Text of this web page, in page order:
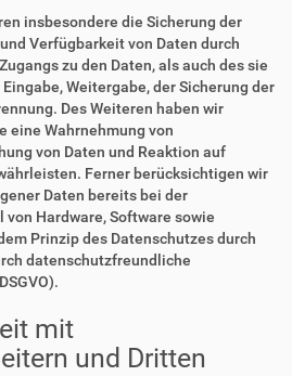
insbesondere die Sicherung der
Verfügbarkeit von Daten durch
zu den Daten, als auch des sie
Weitergabe, der Sicherung der
Des Weiteren haben wir
eine Wahrnehmung von
von Daten und Reaktion auf
Ferner berücksichtigen wir
Daten bereits bei der
von Hardware, Software sowie
Prinzip des Datenschutzes durch
datenschutzfreundliche
mit
und Dritten